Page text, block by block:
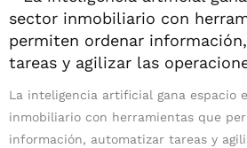
La inteligencia artificial gana espacio
inmobiliario con herramientas que
información, automatizar tareas y